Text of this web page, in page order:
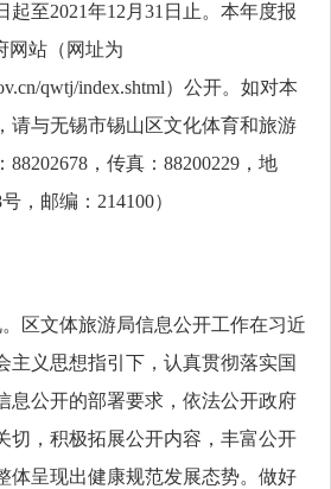
起至2021年12月31日止。本年度报
网站（网址为
qwtj/index.shtml）公开。如对本
请与无锡市锡山区文化体育和旅游
，传真：88200229，地
，邮编：214100）
区文体旅游局信息公开工作在习近
主义思想指引下，认真贯彻落实国
息公开的部署要求，依法公开政府
切，积极拓展公开内容，丰富公开
体呈现出健康规范发展态势。做好